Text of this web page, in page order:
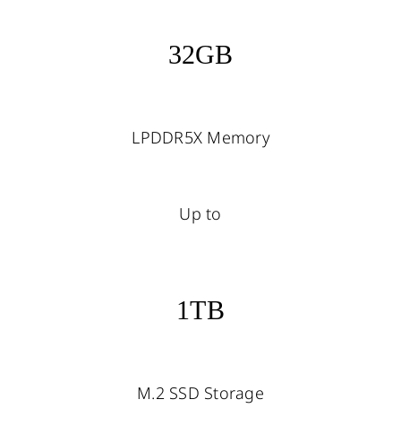
32GB
LPDDR5X Memory
Up to
1TB
M.2 SSD Storage